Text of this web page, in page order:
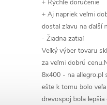
+ Rýchle doručenie
+ Aj napriek veľmi
dostal zľavu na ďalší
- Žiadna zatiaľ
Veľký výber tovaru
za veľmi dobrú
8x400 - na allegro.pl
ešte k tomu bolo
drevospoj bola